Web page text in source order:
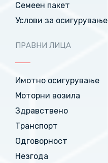
Семеен пакет
Услови за осигурување
ПРАВНИ ЛИЦА
Имотно осигурување
Моторни возила
Здравствено
Транспорт
Одговорност
Незгода